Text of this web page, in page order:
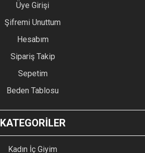
Üye Girişi
Şifremi Unuttum
Hesabım
Sipariş Takip
Sepetim
Beden Tablosu
KATEGORİLER
Kadın İç Giyim